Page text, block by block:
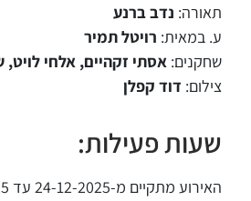
תאורה: נדב ברנע
ע. במאית: רויטל תמיר
שחקנים: אסתי זקהיים, אלחי
צילום: דוד קפלן
שעות פעילות:
האירוע מתקיים מ-24-12-2025 עד 24-12-2025